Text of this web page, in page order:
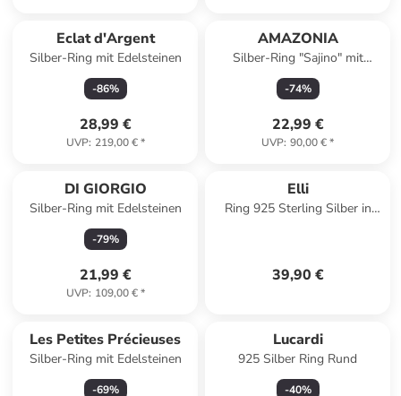
Eclat d'Argent
Silber-Ring mit Edelsteinen
-86%
28,99 €
UVP: 219,00 €*
AMAZONIA
Silber-Ring "Sajino" mit
Edelstein
-74%
22,99 €
UVP: 90,00 €*
DI GIORGIO
Silber-Ring mit Edelsteinen
-79%
21,99 €
UVP: 109,00 €*
Elli
Ring 925 Sterling Silber in
39,90 €
Les Petites Précieuses
Silber-Ring mit Edelsteinen
-69%
Lucardi
925 Silber Ring Rund
-40%